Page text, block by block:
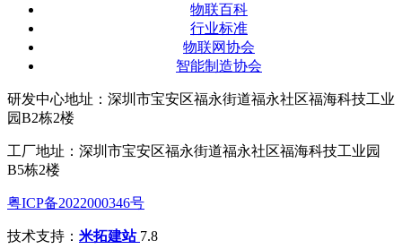
物联百科
行业标准
物联网协会
智能制造协会
研发中心地址：深圳市宝安区福永街道福永社区福海科技工业
园B2栋2楼
工厂地址：深圳市宝安区福永街道福永社区福海科技工业园
B5栋2楼
粤ICP备2022000346号
技术支持： 米拓建站 7.8